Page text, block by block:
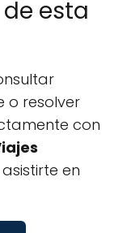
esta
o resolver
con
en